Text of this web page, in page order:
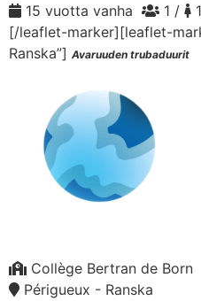
15 vuotta vanha
1 /
1
[/leaflet-marker][leaflet-
Ranska”] Avaruuden trubaduurit
Collège Bertran de Born
Périgueux - Ranska